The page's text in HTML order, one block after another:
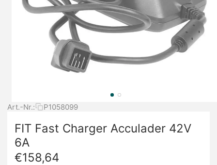
Art.-Nr.: P1058099
FIT Fast Charger Acculader 42V
6A
€158,64